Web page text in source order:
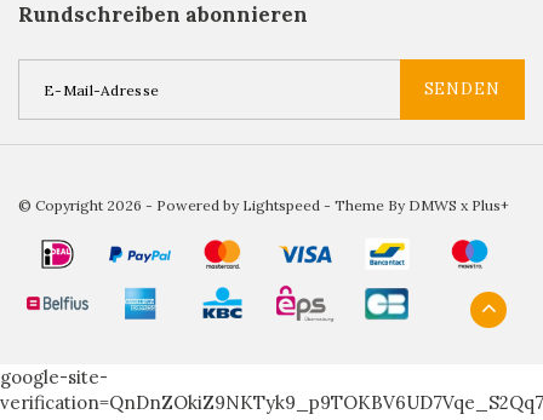
Rundschreiben abonnieren
SENDEN
© Copyright 2026 - Powered by Lightspeed - Theme By DMWS x Plus+
google-site-